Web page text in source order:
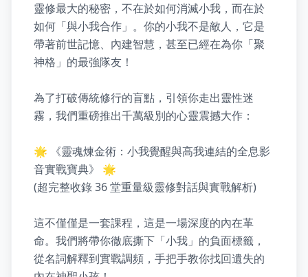
靈修最大的秘密，不在於如何消滅小我，而在於
如何「與小我合作」。你的小我不是敵人，它是
帶著前世記憶、內建智慧，甚至已經在為你「聚
神格」的最強隊友！
為了打破傳統修行的盲點，引領你走出靈性迷
霧，我們重磅推出千萬級別的心靈震撼大作：
🌟 《靈魂煉金術：小我覺醒與高我連結的全息影
音實戰寶典》 🌟
(超完整收錄 36 堂重量級靈修對話與實戰解析)
這不僅僅是一套課程，這是一場深度的內在革
命。我們將帶你徹底撕下「小我」的負面標籤，
從名詞解釋到實戰調頻，手把手教你找回遺失的